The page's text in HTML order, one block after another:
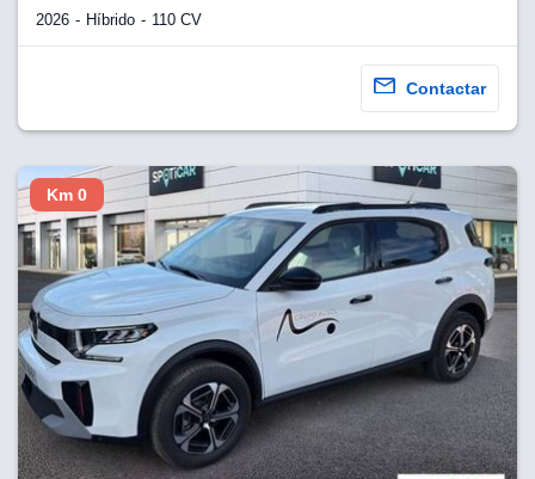
2026 Híbrido 110 CV
Contactar
Km 0